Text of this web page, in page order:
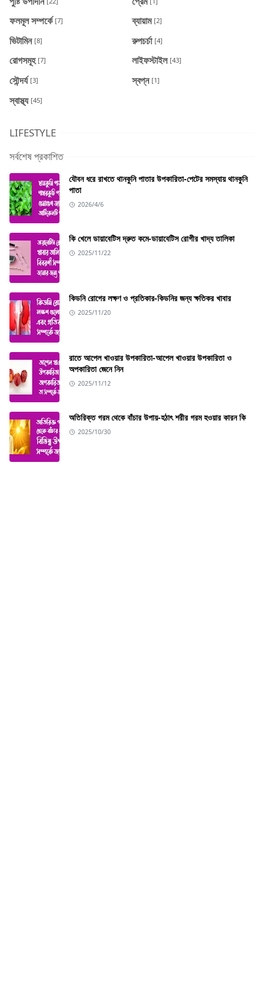
ফলমূল সম্পর্কে [7] ব্যায়াম [2]
ভিটামিন [8] রুপচর্চা [4]
রোগসমূহ [7] লাইফস্টাইল [43]
সৌন্দর্য [3] স্বপ্ন [1]
স্বাস্থ্য [45]
LIFESTYLE
সর্বশেষ প্রকাশিত
যৌবন ধরে রাখতে থানকুনি পাতার উপকারিতা-পেটের সমস্যায় থানকুনি
পাতা
2026/4/6
কি খেলে ডায়াবেটিস দ্রুত কমে-ডায়াবেটিস রোগীর খাদ্য তালিকা
2025/11/22
কিডনি রোগের লক্ষণ ও প্রতিকার-কিডনির জন্য ক্ষতিকর খাবার
2025/11/20
রাতে আপেল খাওয়ার উপকারিতা-আপেল খাওয়ার উপকারিতা ও
অপকারিতা জেনে নিন
2025/11/12
অতিরিক্ত গরম থেকে বাঁচার উপায়-হঠাৎ শরীর গরম হওয়ার কারন কি
2025/10/30